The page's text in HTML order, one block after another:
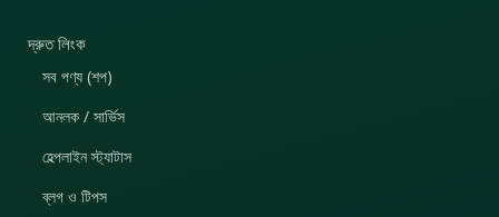
দ্রুত লিংক
সব পণ্য (শপ)
আনলক / সার্ভিস
হেল্পলাইন স্ট্যাটাস
ব্লগ ও টিপস